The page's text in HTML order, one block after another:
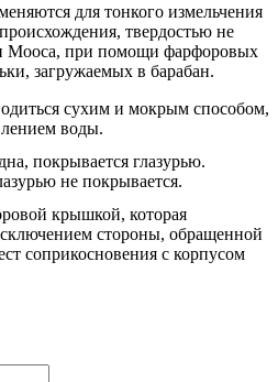
для тонкого измельчения
твердостью не
Мооса, при помощи фарфоровых
загружаемых в барабан.
сухим и мокрым способом,
воды.
покрывается глазурью.
не покрывается.
крышкой, которая
стороны, обращенной
соприкосновения с корпусом